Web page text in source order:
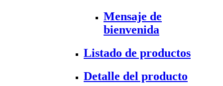
Mensaje de
bienvenida
Listado de productos
Detalle del producto